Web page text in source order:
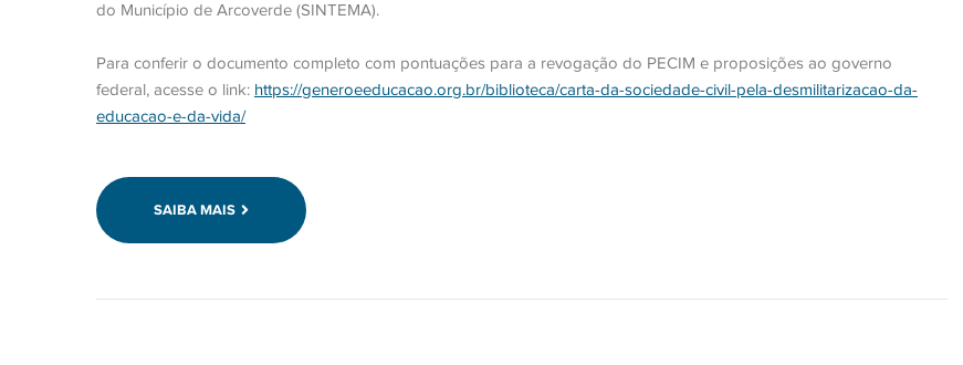
do Município de Arcoverde (SINTEMA).
Para conferir o documento completo com pontuações para a revogação do PECIM e proposições ao governo
federal, acesse o link: https://generoeeducacao.org.br/biblioteca/carta-da-sociedade-civil-pela-desmilitarizacao-da-
educacao-e-da-vida/
SAIBA MAIS